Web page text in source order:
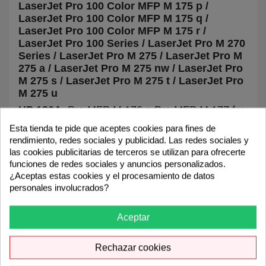
LaserJet Pro 100 Color MFP M 175 p /
LaserJet Pro 100 Color MFP M 175 q /
LaserJet Pro 100 Color MFP M 175 r /
LaserJet Pro 100 Series / LaserJet Pro M 270
Series / LaserJet Pro M 275 / LaserJet Pro M
275 a / LaserJet Pro M 275 nw / LaserJet Pro
M 275 s / LaserJet Pro M 275 t / LaserJet Pro
M 275 u
HP 130APro MFP M 176 n Pro MFP M 177 fw
Ohne Serie TopShot LaserJet Pro M 270
Series / TopShot LaserJet Pro M 275 /
TopShot LaserJet Pro M 275 a / TopShot
LaserJet Pro M 275 nw / TopShot LaserJet
Pro M 275 s / TopShot LaserJet Pro M 275 t /
TopShot LaserJet Pro M 275 u
I-Sensys LBP-7000 Series
/ I-Sensys LBP-7010 c / I-Sensys LBP-7018 c
Lasershot Lasershot LBP-7000 Series
Esta tienda te pide que aceptes cookies para fines de
rendimiento, redes sociales y publicidad. Las redes sociales y
las cookies publicitarias de terceros se utilizan para ofrecerte
funciones de redes sociales y anuncios personalizados.
¿Aceptas estas cookies y el procesamiento de datos
personales involucrados?
Aceptar
Rechazar cookies